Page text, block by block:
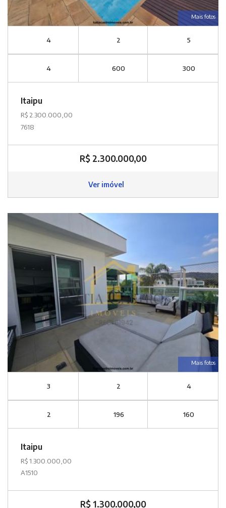
Mais fotos
4 2 5
4 600 300
Itaipu
R$ 2.300.000,00
7618
R$ 2.300.000,00
Ver imóvel
Mais fotos
3 2 4
2 196 160
Itaipu
R$ 1.300.000,00
A1510
R$ 1.300.000,00